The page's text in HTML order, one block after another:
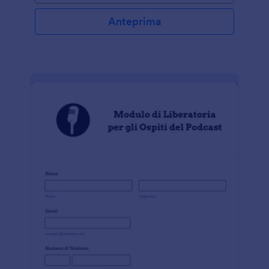
avere. Questo modulo di consenso per l'estrazione
dentale è un modulo di consenso informato che i
dentisti possono utilizzare per acquisire il consenso
rapporto tra il paziente e il medico.
Anteprima